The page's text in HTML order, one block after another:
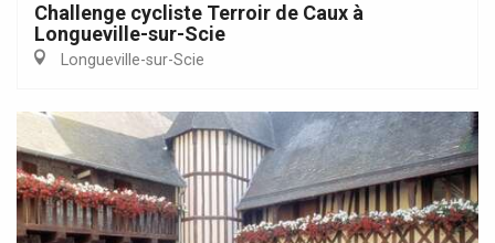
Challenge cycliste Terroir de Caux à
Longueville-sur-Scie
Longueville-sur-Scie